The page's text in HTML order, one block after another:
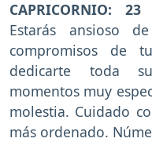
CAPRICORNIO:
Estarás ansioso
compromisos de
dedicarte toda
momentos muy
molestia. Cuidado
más ordenado.